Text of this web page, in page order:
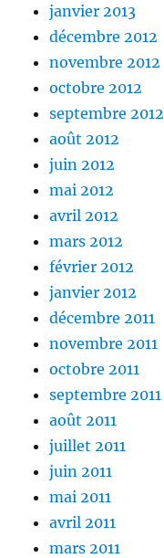
janvier 2013
décembre 2012
novembre 2012
octobre 2012
septembre 2012
août 2012
juin 2012
mai 2012
avril 2012
mars 2012
février 2012
janvier 2012
décembre 2011
novembre 2011
octobre 2011
septembre 2011
août 2011
juillet 2011
juin 2011
mai 2011
avril 2011
mars 2011